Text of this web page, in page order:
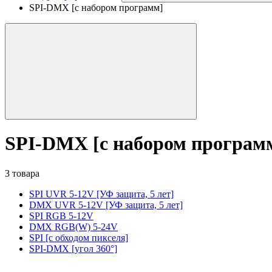
SPI-DMX [с набором программ]
SPI-DMX [с набором
3 товара
SPI UVR 5-12V [УФ защита, 5 лет]
DMX UVR 5-12V [УФ защита, 5 лет]
SPI RGB 5-12V
DMX RGB(W) 5-24V
SPI [с обходом пикселя]
SPI-DMX [угол 360°]